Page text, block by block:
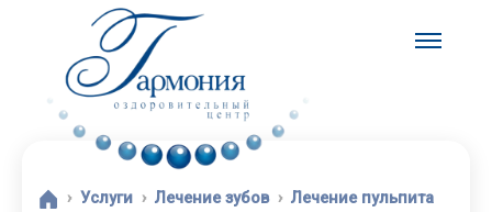
Услуги Лечение зубов Лечение пульпита